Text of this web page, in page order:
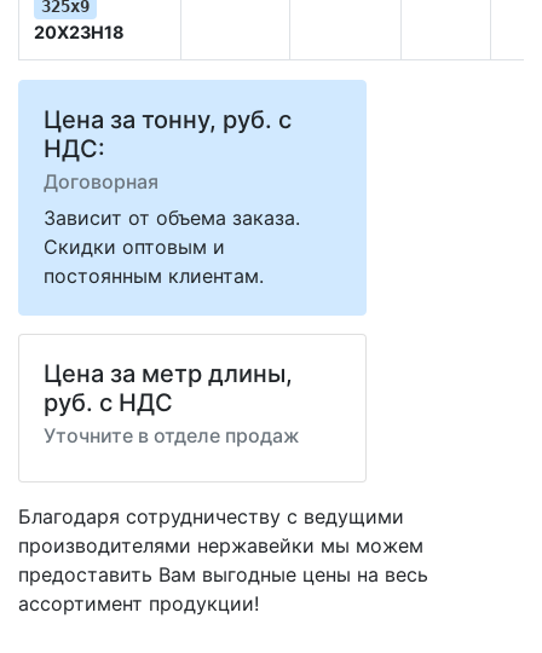
325х9
20Х23Н18
Цена за тонну, руб. с
НДС:
Договорная
Зависит от объема заказа.
Скидки оптовым и
постоянным клиентам.
Цена за метр длины,
руб. с НДС
Уточните в отделе продаж
Благодаря сотрудничеству с ведущими
производителями нержавейки мы можем
предоставить Вам выгодные цены на весь
ассортимент продукции!